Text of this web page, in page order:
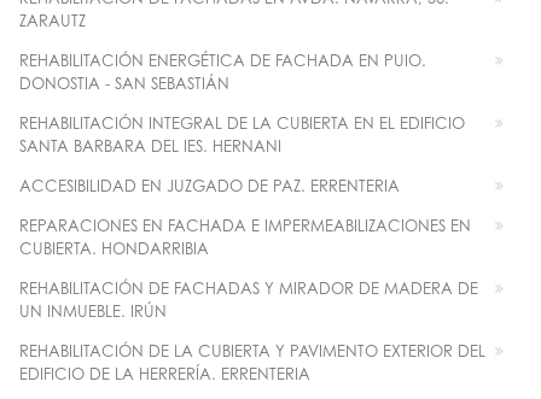
ZARAUTZ
REHABILITACIÓN ENERGÉTICA DE FACHADA EN PUIO.
DONOSTIA - SAN SEBASTIÁN
REHABILITACIÓN INTEGRAL DE LA CUBIERTA EN EL EDIFICIO
SANTA BARBARA DEL IES. HERNANI
ACCESIBILIDAD EN JUZGADO DE PAZ. ERRENTERIA
REPARACIONES EN FACHADA E IMPERMEABILIZACIONES EN
CUBIERTA. HONDARRIBIA
REHABILITACIÓN DE FACHADAS Y MIRADOR DE MADERA DE
UN INMUEBLE. IRÚN
REHABILITACIÓN DE LA CUBIERTA Y PAVIMENTO EXTERIOR DEL
EDIFICIO DE LA HERRERÍA. ERRENTERIA